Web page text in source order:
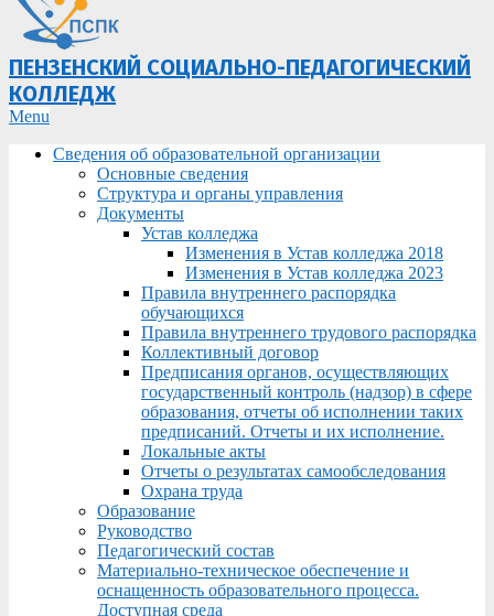
ПЕНЗЕНСКИЙ СОЦИАЛЬНО-ПЕДАГОГИЧЕСКИЙ
КОЛЛЕДЖ
Primary
Menu
Menu
Сведения об образовательной организации
Основные сведения
Структура и органы управления
Документы
Устав колледжа
Изменения в Устав колледжа 2018
Изменения в Устав колледжа 2023
Правила внутреннего распорядка
обучающихся
Правила внутреннего трудового распорядка
Коллективный договор
Предписания органов, осуществляющих
государственный контроль (надзор) в сфере
образования, отчеты об исполнении таких
предписаний. Отчеты и их исполнение.
Локальные акты
Отчеты о результатах самообследования
Охрана труда
Образование
Руководство
Педагогический состав
Материально-техническое обеспечение и
оснащенность образовательного процесса.
Доступная среда